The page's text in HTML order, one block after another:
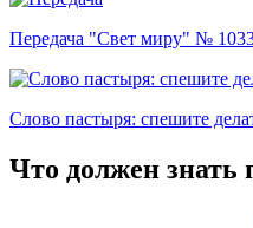
Передача "Свет миру" №
Слово пастыря: спешите
Что должен знать